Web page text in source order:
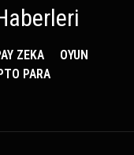
ZEKA
OYUN
PARA